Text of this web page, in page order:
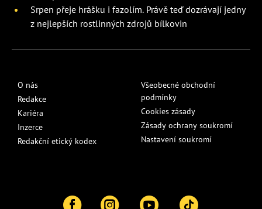
Srpen přeje hrášku i fazolím. Právě teď dozrávají jedny
z nejlepších rostlinných zdrojů bílkovin
O nás
Redakce
Kariéra
Inzerce
Redakční etický kodex
Všeobecné obchodní
podmínky
Cookies zásady
Zásady ochrany soukromí
Nastavení soukromí